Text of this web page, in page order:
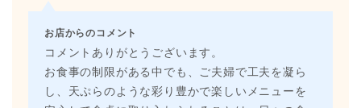
お店からのコメント
コメントありがとうございます。
お食事の制限がある中でも、ご夫婦で工夫を凝ら
し、天ぷらのような彩り豊かで楽しいメニューを